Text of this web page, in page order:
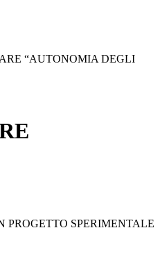
“AUTONOMIA DEGLI
SPERIMENTALE